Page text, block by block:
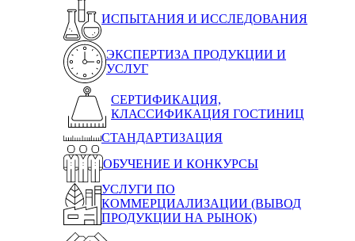
ИСПЫТАНИЯ И ИССЛЕДОВАНИЯ
ЭКСПЕРТИЗА ПРОДУКЦИИ И
УСЛУГ
СЕРТИФИКАЦИЯ,
КЛАССИФИКАЦИЯ ГОСТИНИЦ
СТАНДАРТИЗАЦИЯ
ОБУЧЕНИЕ И КОНКУРСЫ
УСЛУГИ ПО
КОММЕРЦИАЛИЗАЦИИ (ВЫВОД
ПРОДУКЦИИ НА РЫНОК)